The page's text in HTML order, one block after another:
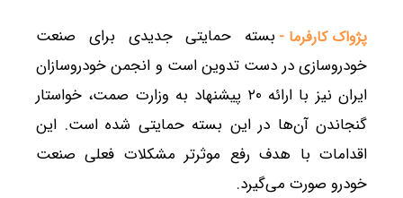
پژواک کارفرما - بسته حمایتی جدیدی برای صنعت
خودروسازی در دست تدوین است و انجمن خودروسازان
ایران نیز با ارائه ۲۰ پیشنهاد به وزارت صمت، خواستار
گنجاندن آن‌ها در این بسته حمایتی شده است. این
اقدامات با هدف رفع موثرتر مشکلات فعلی صنعت
خودرو صورت می‌گیرد.